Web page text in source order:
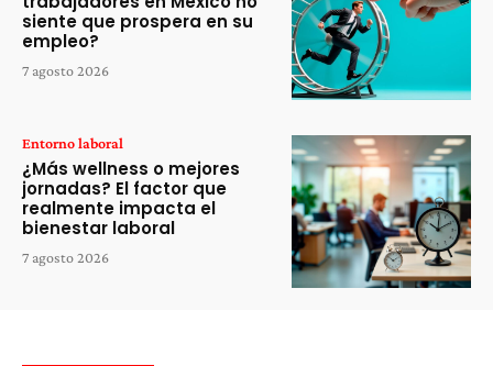
siente que prospera en su
empleo?
7 agosto 2026
Entorno laboral
¿Más wellness o mejores
jornadas? El factor que
realmente impacta el
bienestar laboral
7 agosto 2026